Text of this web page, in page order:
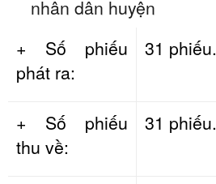
nhân dân huyện
+ Số phiếu
phát ra:
31 phiếu.
+ Số phiếu
thu về:
31 phiếu.